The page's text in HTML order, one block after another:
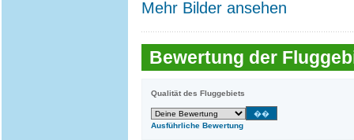
Mehr Bilder ansehen
Bewertung der
Qualität des Fluggebiets
Ausführliche Bewertung